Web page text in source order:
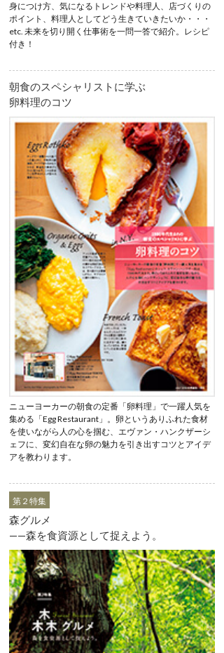
身につけ方、気になるトレンドや料理人、店づくりの
ポイント、料理人としてどう生きていきたいか・・・
etc. 未来を切り開く仕事術を一問一答で紹介。レシピ
付き！
朝食のスペシャリストに学ぶ
卵料理のコツ
ニューヨーカーの朝食の定番「卵料理」で一躍人気を
集める「Egg Restaurant」。卵というありふれた食材
を使いながら人の心を掴む、エヴァン・ハンクザーシ
ェフに、変幻自在な卵の魅力を引き出すコツとアイデ
アを教わります。
第２特集
森グルメ
——森を食資源として捉えよう。